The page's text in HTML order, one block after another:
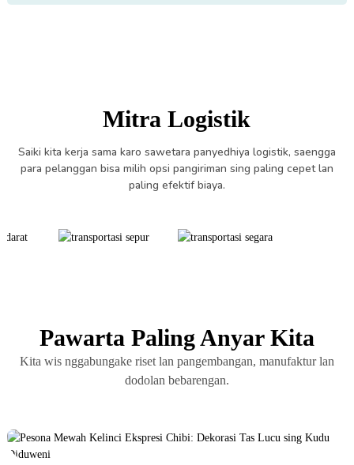
Mitra Logistik
Saiki kita kerja sama karo sawetara panyedhiya logistik, saengga
para pelanggan bisa milih opsi pangiriman sing paling cepet lan
paling efektif biaya.
Pawarta Paling Anyar Kita
Kita wis nggabungake riset lan pangembangan, manufaktur lan
dodolan bebarengan.